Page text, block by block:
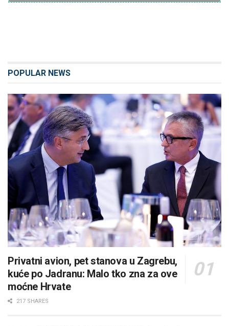
POPULAR NEWS
Privatni avion, pet stanova u Zagrebu,
kuće po Jadranu: Malo tko zna za ove
moćne Hrvate
217 SHARES